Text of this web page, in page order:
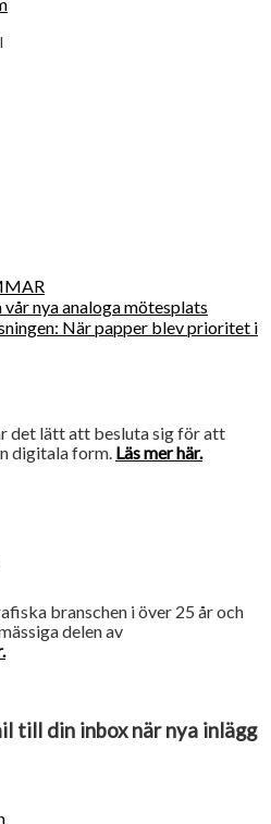
nya analoga mötesplats
När papper blev prioritet i
det lätt att besluta sig för att
digitala form. Läs mer här.
branschen i över 25 år och
delen av
till din inbox när nya inlägg